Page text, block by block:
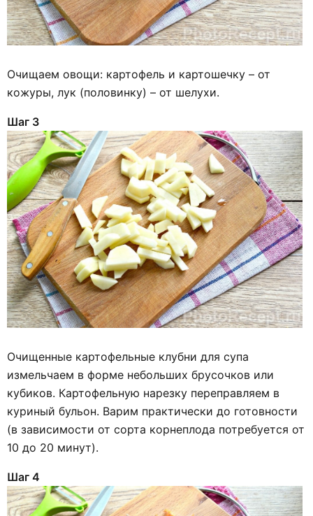
Очищаем овощи: картофель и картошечку – от
кожуры, лук (половинку) – от шелухи.
Шаг 3
Очищенные картофельные клубни для супа
измельчаем в форме небольших брусочков или
кубиков. Картофельную нарезку переправляем в
куриный бульон. Варим практически до готовности
(в зависимости от сорта корнеплода потребуется от
10 до 20 минут).
Шаг 4